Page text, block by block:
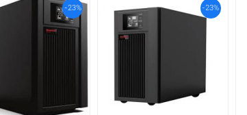
-23% -23%